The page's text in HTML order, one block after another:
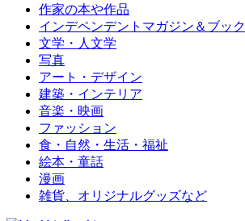
作家の本や作品
インデペンデントマガジン＆ブック
文学・人文学
写真
アート・デザイン
建築・インテリア
音楽・映画
ファッション
食・自然・生活・福祉
絵本・童話
漫画
雑貨、オリジナルグッズなど